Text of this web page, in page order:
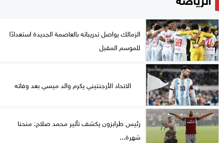
الزمالك يواصل تدريباته بالعاصمة الجديدة استعدادًا
للموسم المقبل
الاتحاد الأرجنتيني يكرم والد ميسي بعد وفاته
رئيس طرابزون يكشف تأثير محمد صلاح: منحنا
شهرة...